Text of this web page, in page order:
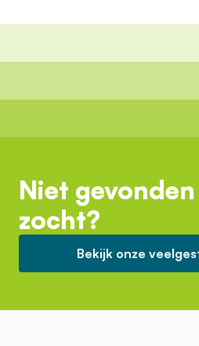
Niet
zocht?
Bekijk onze